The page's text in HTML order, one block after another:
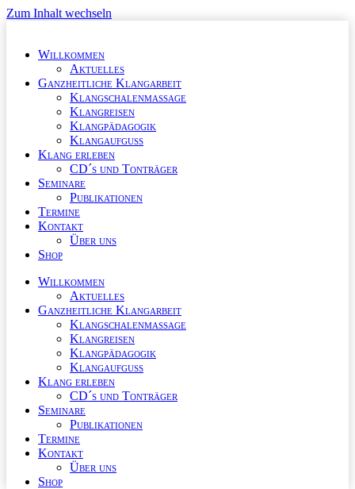
Zum Inhalt wechseln
Willkommen
Aktuelles
Ganzheitliche Klangarbeit
Klangschalenmassage
Klangreisen
Klangpädagogik
Klangaufguss
Klang erleben
CD´s und Tonträger
Seminare
Publikationen
Termine
Kontakt
Über uns
Shop
Willkommen
Aktuelles
Ganzheitliche Klangarbeit
Klangschalenmassage
Klangreisen
Klangpädagogik
Klangaufguss
Klang erleben
CD´s und Tonträger
Seminare
Publikationen
Termine
Kontakt
Über uns
Shop